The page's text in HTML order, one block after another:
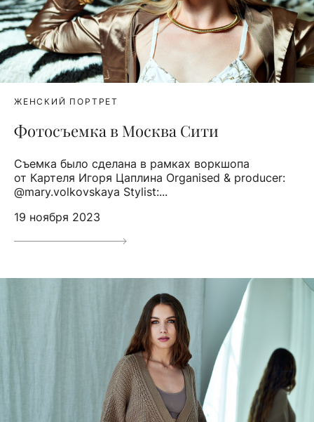
ЖЕНСКИЙ ПОРТРЕТ
Фотосъемка в Москва Сити
Съемка было сделана в рамках воркшопа
от Картеля Игоря Цаплина Organised & producer:
@mary.volkovskaya Stylist:...
19 ноября 2023